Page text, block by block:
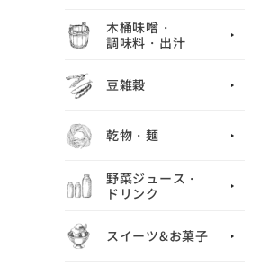
木桶味噌・
調味料・出汁
豆雑穀
乾物・麺
野菜ジュース・
ドリンク
スイーツ&お菓子